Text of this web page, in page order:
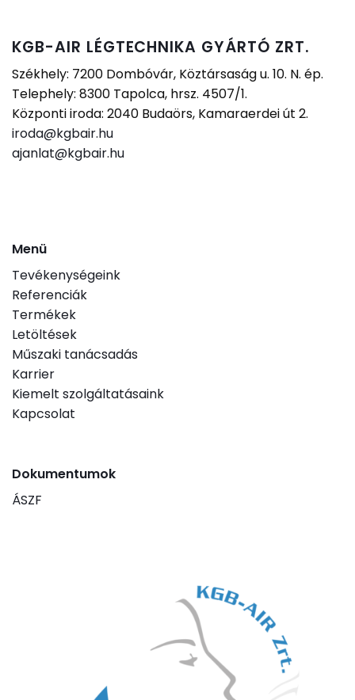
KGB-AIR LÉGTECHNIKA GYÁRTÓ ZRT.
Székhely: 7200 Dombóvár, Köztársaság u. 10. N. ép.
Telephely: 8300 Tapolca, hrsz. 4507/1.
Központi iroda: 2040 Budaörs, Kamaraerdei út 2.
iroda@kgbair.hu
ajanlat@kgbair.hu
Menü
Tevékenységeink
Referenciák
Termékek
Letöltések
Műszaki tanácsadás
Karrier
Kiemelt szolgáltatásaink
Kapcsolat
Dokumentumok
ÁSZF